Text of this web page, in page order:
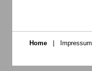
Home Impressum